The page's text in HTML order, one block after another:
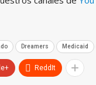
Dreamers Medicaid
ReddIt